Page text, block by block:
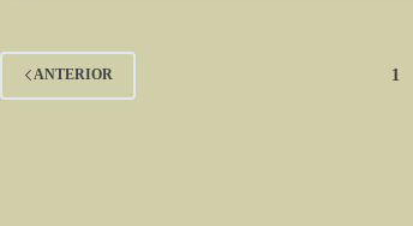
ANTERIOR 1